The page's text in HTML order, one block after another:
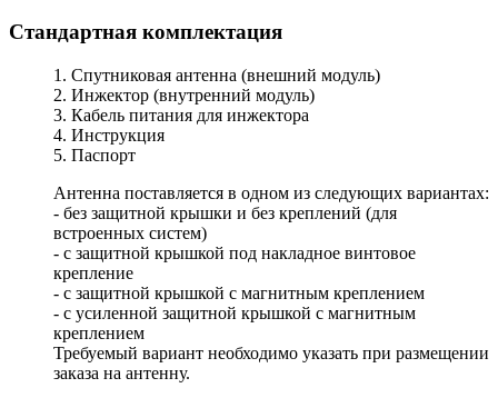
Стандартная комплектация
1. Спутниковая антенна (внешний модуль)
2. Инжектор (внутренний модуль)
3. Кабель питания для инжектора
4. Инструкция
5. Паспорт
Антенна поставляется в одном из следующих вариантах:
- без защитной крышки и без креплений (для
встроенных систем)
- с защитной крышкой под накладное винтовое
крепление
- с защитной крышкой с магнитным креплением
- с усиленной защитной крышкой с магнитным
креплением
Требуемый вариант необходимо указать при размещении
заказа на антенну.